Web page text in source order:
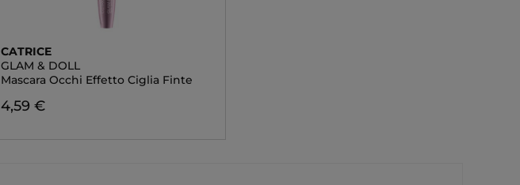
CATRICE
GLAM & DOLL
Mascara Occhi Effetto Ciglia Finte
4,59 €